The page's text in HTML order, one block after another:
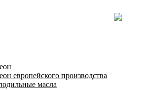
европейского производства
масла